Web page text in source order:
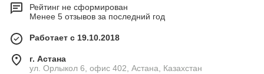
Рейтинг не сформирован
Менее 5 отзывов за последний год
Работает с 19.10.2018
г. Астана
ул. Орлыкол 6, офис 402, Астана, Казахстан